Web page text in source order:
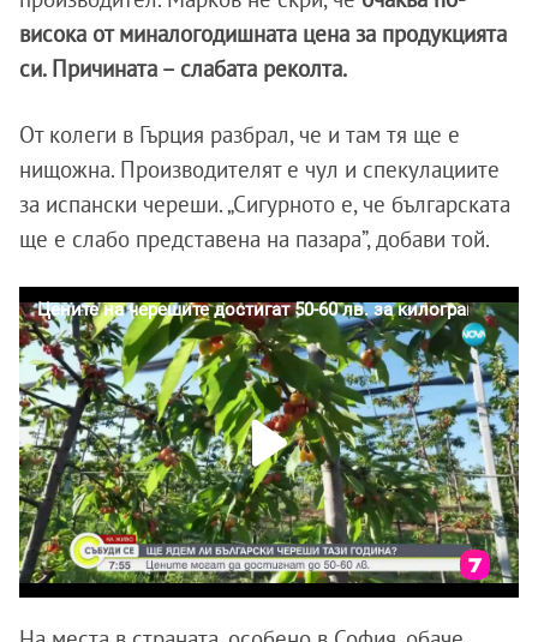
висока от миналогодишната цена за продукцията
си. Причината – слабата реколта.
От колеги в Гърция разбрал, че и там тя ще е
нищожна. Производителят е чул и спекулациите
за испански череши. „Сигурното е, че българската
ще е слабо представена на пазара”, добави той.